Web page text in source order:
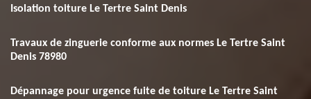
Isolation toiture Le Tertre Saint Denis
Travaux de zinguerie conforme aux normes Le Tertre Saint
Denis 78980
Dépannage pour urgence fuite de toiture Le Tertre Saint